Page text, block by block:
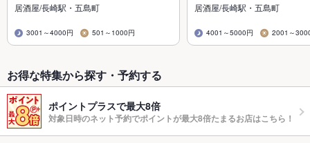
居酒屋/長崎駅・五島町
3001～4000円 501～1000円
居酒屋/長崎駅・五島町
4001～5000円 2001～
お得な特集から探す・予約する
ポイントプラスで最大8倍
対象日時のネット予約でポイントが最大8倍たまるお店はこちら！